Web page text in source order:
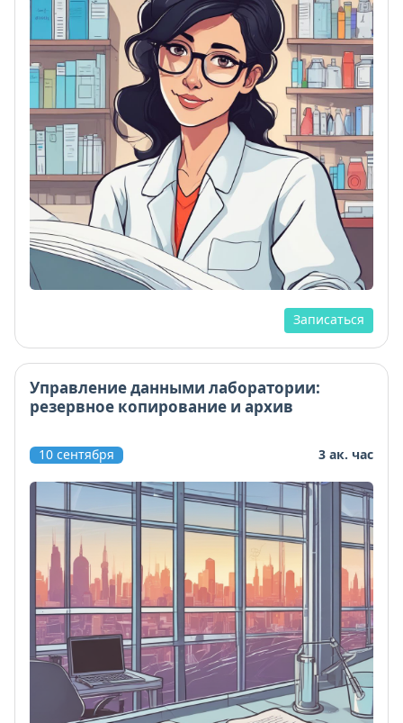
Записаться
Управление данными лаборатории:
резервное копирование и архив
10 сентября 3 ак. час